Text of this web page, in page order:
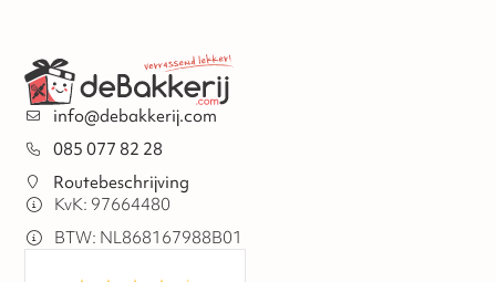
info@debakkerij.com
085 077 82 28
Routebeschrijving
KvK: 97664480
BTW: NL868167988B01